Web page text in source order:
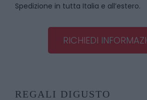
Spedizione in tutta Italia e all’estero.
RICHIEDI
REGALI DIGUSTO